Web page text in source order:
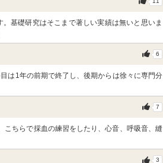
基礎研究はそこまで著しい実績は無いと思いま
6
は1年の前期で終了し、後期からは徐々に専門分
7
ちらで採血の練習をしたり、心音、呼吸音、縫
3